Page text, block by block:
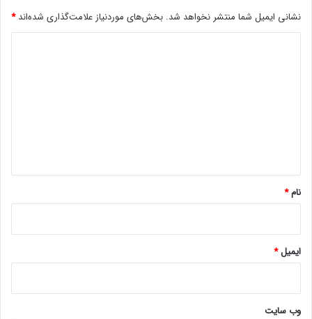
ا
ه
نشانی ایمیل شما منتشر نخواهد شد. بخش‌های موردنیاز علامت‌گذاری شده‌اند*
نام*
ایمیل*
وب‌ سایت